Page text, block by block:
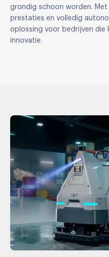
grondig schoon worden.
prestaties en volledig
oplossing voor bedrijven die
innovatie.